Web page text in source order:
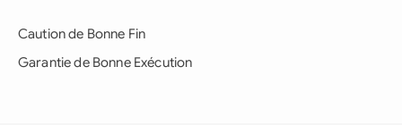
Caution de Bonne Fin
Garantie de Bonne Exécution